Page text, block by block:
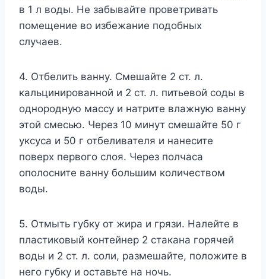
в 1 л воды. Не забывайте проветривать
помещение во избежание подобных
случаев.
4. Отбелить ванну. Смешайте 2 ст. л.
кальцинированной и 2 ст. л. питьевой соды в
однородную массу и натрите влажную ванну
этой смесью. Через 10 минут смешайте 50 г
уксуса и 50 г отбеливателя и нанесите
поверх первого слоя. Через полчаса
ополосните ванну большим количеством
воды.
5. Отмыть губку от жира и грязи. Налейте в
пластиковый контейнер 2 стакана горячей
воды и 2 ст. л. соли, размешайте, положите в
него губку и оставьте на ночь.